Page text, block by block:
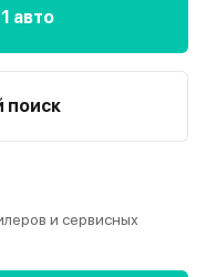
авто
поиск
и сервисных